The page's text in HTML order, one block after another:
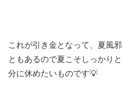
これが引き金となって、夏風
ともあるので夏こそしっかり
分に休めたいものです💡